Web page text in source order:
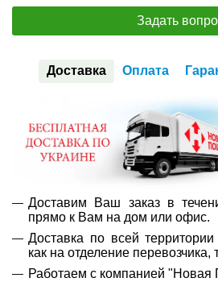
Задать
Доставка Оплата
Доставим Ваш заказ в
прямо к Вам на дом или офис.
Доставка по всей
как на отделение перевозчика,
Работаем с компанией "Новая